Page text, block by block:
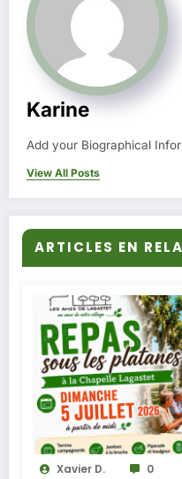
Karine
Add your Biographical
View All Posts
ARTICLES EN
Xavier D. 0